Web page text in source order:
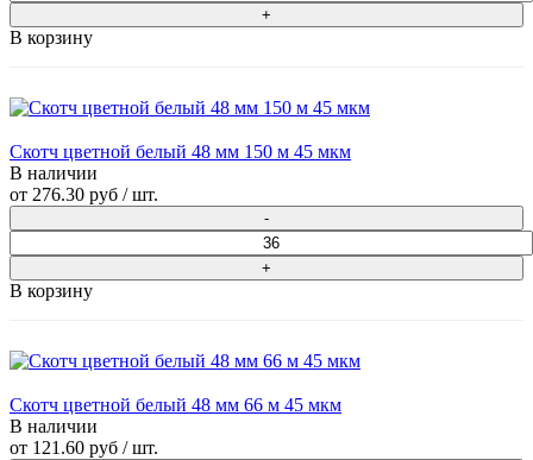
В корзину
Скотч цветной белый 48 мм 150 м 45 мкм
В наличии
от 276.30 руб / шт.
В корзину
Скотч цветной белый 48 мм 66 м 45 мкм
В наличии
от 121.60 руб / шт.